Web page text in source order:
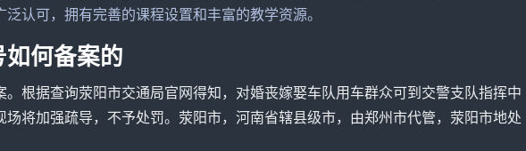
认可，拥有完善的课程设置和丰富的教学资源。
何备案的
根据查询荥阳市交通局官网得知，对婚丧嫁娶车队用车群众可到交警支队指挥中
将加强疏导，不予处罚。荥阳市，河南省辖县级市，由郑州市代管，荥阳市地处